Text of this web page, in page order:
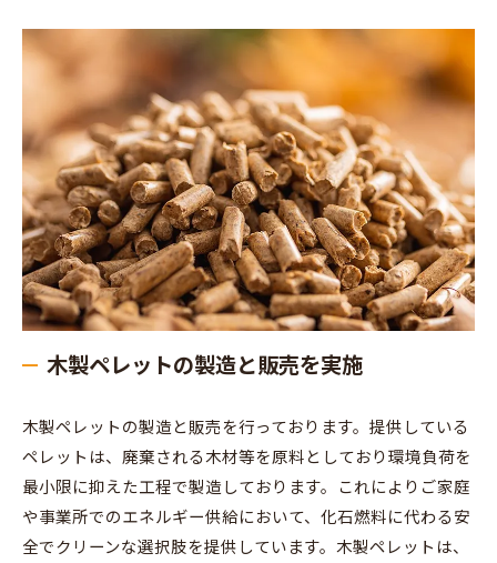
木製ペレットの製造と販売を実施
木製ペレットの製造と販売を行っております。提供している
ペレットは、廃棄される木材等を原料としており環境負荷を
最小限に抑えた工程で製造しております。これによりご家庭
や事業所でのエネルギー供給において、化石燃料に代わる安
全でクリーンな選択肢を提供しています。木製ペレットは、